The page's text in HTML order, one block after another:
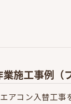
施工事例（
アコン入替工事